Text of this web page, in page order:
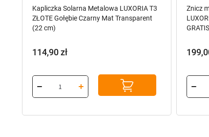
Kapliczka Solarna Metalowa LUXORIA T3
ZŁOTE Gołębie Czarny Mat Transparent
(22 cm)
114,90zł
Znicz